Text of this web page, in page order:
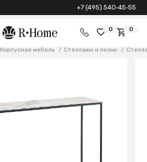
+7 (495) 540‑45‑55
0 0
Корпусная мебель / Стеллажи и полки /